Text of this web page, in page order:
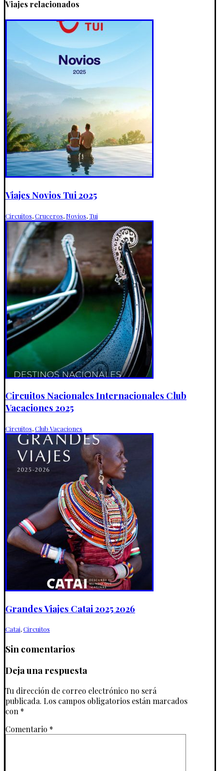
Viajes relacionados
Viajes Novios Tui 2025
Circuitos,Cruceros, Novios,Tui
Circuitos Nacionales Internacionales Club
Vacaciones 2025
Circuitos,Club Vacaciones
Grandes Viajes Catai 2025 2026
Catai,Circuitos
Sin comentarios
Deja una respuesta
Tu dirección de correo electrónico no será
publicada. Los campos obligatorios están marcados
con *
Comentario *